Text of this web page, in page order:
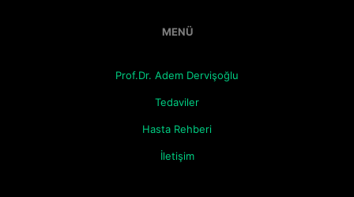
MENÜ
Prof.Dr. Adem Dervişoğlu
Tedaviler
Hasta Rehberi
İletişim